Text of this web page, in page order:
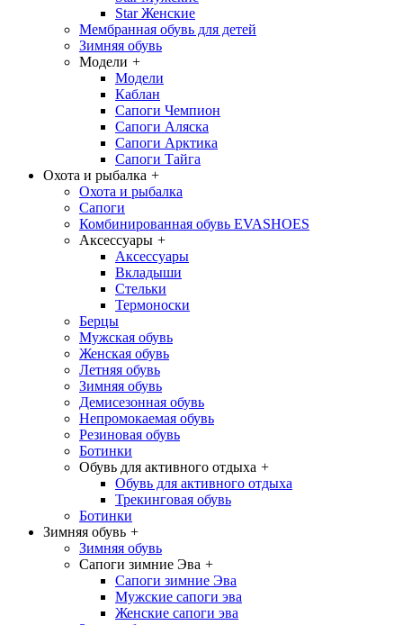
Star Женские
Мембранная обувь для детей
Зимняя обувь
Модели +
Модели
Каблан
Сапоги Чемпион
Сапоги Аляска
Сапоги Арктика
Сапоги Тайга
Охота и рыбалка +
Охота и рыбалка
Сапоги
Комбинированная обувь EVASHOES
Аксессуары +
Аксессуары
Вкладыши
Стельки
Термоноски
Берцы
Мужская обувь
Женская обувь
Летняя обувь
Зимняя обувь
Демисезонная обувь
Непромокаемая обувь
Резиновая обувь
Ботинки
Обувь для активного отдыха +
Обувь для активного отдыха
Трекинговая обувь
Ботинки
Зимняя обувь +
Зимняя обувь
Сапоги зимние Эва +
Сапоги зимние Эва
Мужские сапоги эва
Женские сапоги эва